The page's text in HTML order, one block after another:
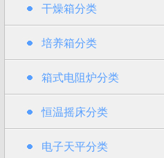
干燥箱分类
培养箱分类
箱式电阻炉分类
恒温摇床分类
电子天平分类